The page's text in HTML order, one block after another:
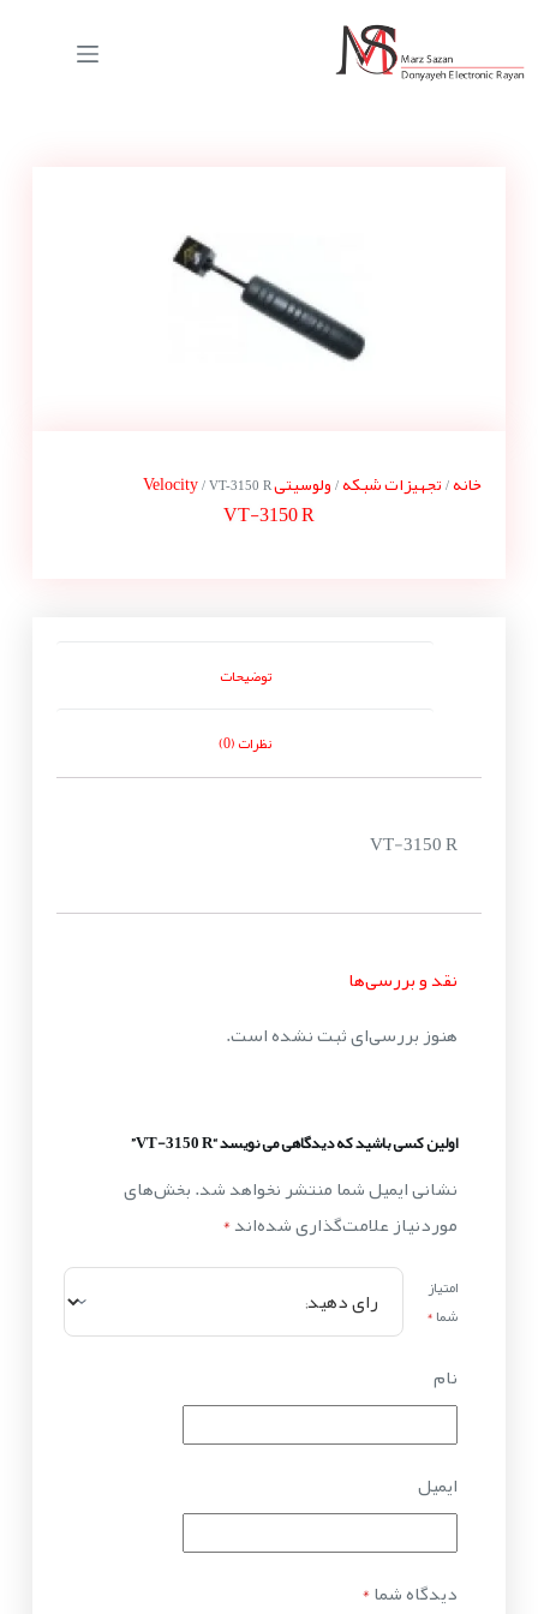
خانه/ تجهیزات شبکه/ ولوسیتی Velocity / VT-3150 R
VT-3150 R
توضیحات
نظرات (0)
VT-3150 R
نقد و بررسی‌ها
هنوز بررسی‌ای ثبت نشده است.
اولین کسی باشید که دیدگاهی می نویسد “VT-3150 R”
نشانی ایمیل شما منتشر نخواهد شد.بخش‌های
موردنیاز علامت‌گذاری شده‌اند*
امتیاز
شما*
نام
ایمیل
دیدگاه شما*